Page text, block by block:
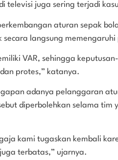
televisi juga sering terjadi
aturan sepak
langsung
VAR, sehingga
protes,” katanya.
adanya pelanggaran
diperbolehkan selama tim
kami tugaskan kembali
terbatas,” ujarnya.